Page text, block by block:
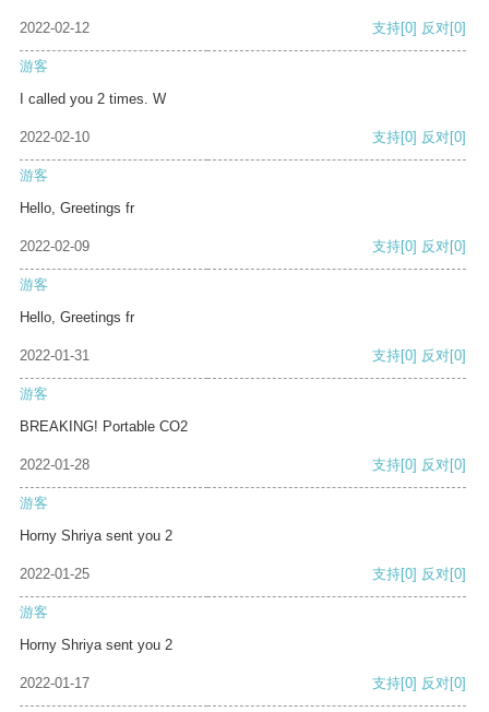
2022-02-12 支持[0] 反对[0]
游客
I called you 2 times. W
2022-02-10 支持[0] 反对[0]
游客
Hello, Greetings fr
2022-02-09 支持[0] 反对[0]
游客
Hello, Greetings fr
2022-01-31 支持[0] 反对[0]
游客
BREAKING! Portable CO2
2022-01-28 支持[0] 反对[0]
游客
Horny Shriya sent you 2
2022-01-25 支持[0] 反对[0]
游客
Horny Shriya sent you 2
2022-01-17 支持[0] 反对[0]